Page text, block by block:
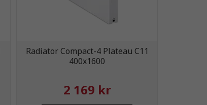
Radiator Compact-4 Plateau C11
400x1600
2 169 kr